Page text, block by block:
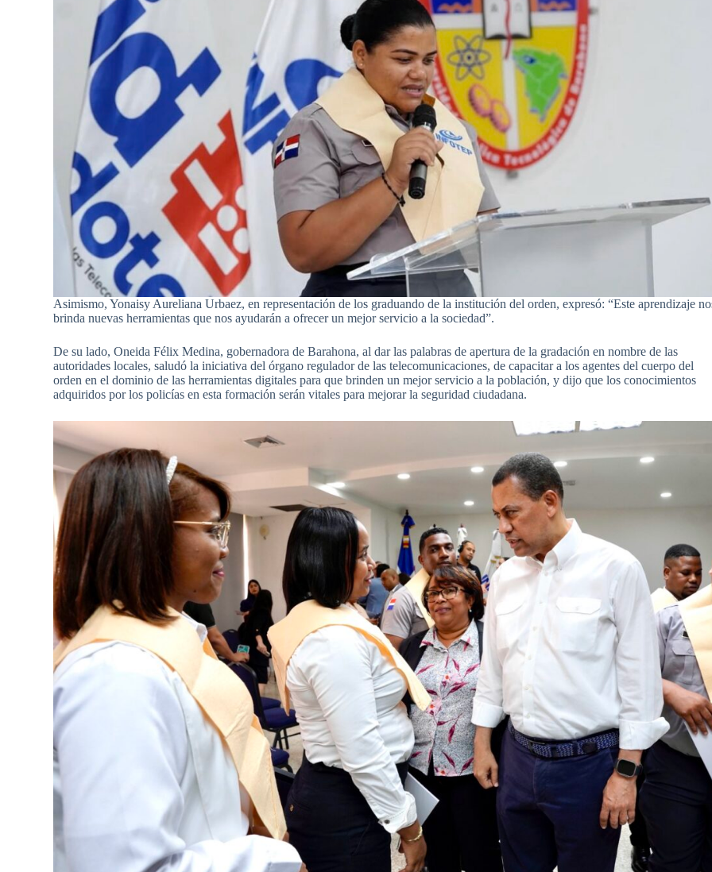
Asimismo, Yonaisy Aureliana Urbaez, en representación de los graduando de la institución del orden, expresó: “Este aprendizaje
brinda nuevas herramientas que nos ayudarán a ofrecer un mejor servicio a la sociedad”.
De su lado, Oneida Félix Medina, gobernadora de Barahona, al dar las palabras de apertura de la gradación en nombre de las
autoridades locales, saludó la iniciativa del órgano regulador de las telecomunicaciones, de capacitar a los agentes del cuerpo del
orden en el dominio de las herramientas digitales para que brinden un mejor servicio a la población, y dijo que los conocimientos
adquiridos por los policías en esta formación serán vitales para mejorar la seguridad ciudadana.